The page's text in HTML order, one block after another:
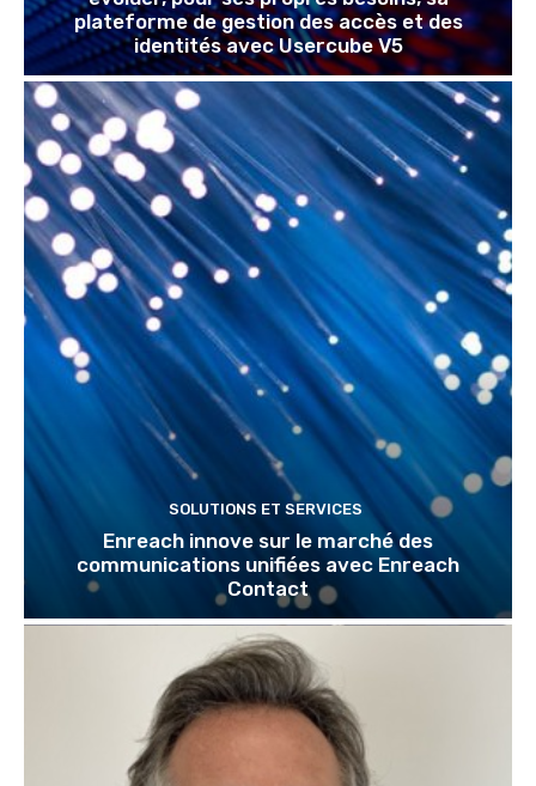
plateforme de gestion des accès et des
identités avec Usercube V5
SOLUTIONS ET SERVICES
Enreach innove sur le marché des
communications unifiées avec Enreach
Contact